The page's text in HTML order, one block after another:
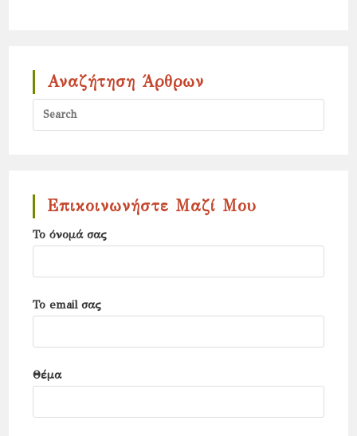
Αναζήτηση Άρθρων
Επικοινωνήστε Μαζί Μου
Το όνομά σας
Το email σας
Θέμα